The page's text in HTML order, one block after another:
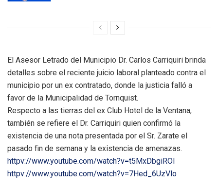
El Asesor Letrado del Municipio Dr. Carlos Carriquiri brinda
detalles sobre el reciente juicio laboral planteado contra el
municipio por un ex contratado, donde la justicia falló a
favor de la Municipalidad de Tornquist.
Respecto a las tierras del ex Club Hotel de la Ventana,
también se refiere el Dr. Carriquiri quien confirmó la
existencia de una nota presentada por el Sr. Zarate el
pasado fin de semana y la existencia de amenazas.
httpv://www.youtube.com/watch?v=t5MxDbgiROI
httpv://www.youtube.com/watch?v=7Hed_6UzVlo